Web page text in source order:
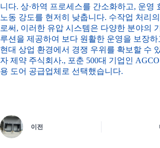
니다. 상·하역 프로세스를 간소화하고, 운영
노동 강도를 현저히 낮춥니다. 수작업 처리
로써, 이러한 유압 시스템은 다양한 분야의
루션을 제공하여 보다 원활한 운영을 보장
현대 상업 환경에서 경쟁 우위를 확보할 수
자 제약 주식회사., 포춘 500대 기업인
용 도어 공급업체로 선택했습니다.
이전